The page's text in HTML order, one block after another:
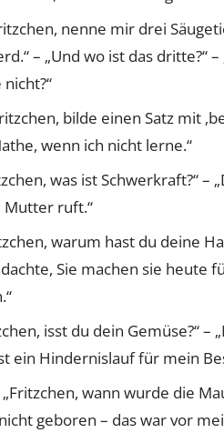
nenne mir drei
– „Und wo ist das dritte?“
bilde einen Satz mit
wenn ich nicht lerne.“
was ist Schwerkraft?“ –
Mutter ruft.“
warum hast du deine
dachte, Sie machen sie heute
isst du dein Gemüse?“ –
ein Hindernislauf für mein
„Fritzchen, wann wurde die
geboren – das war vor